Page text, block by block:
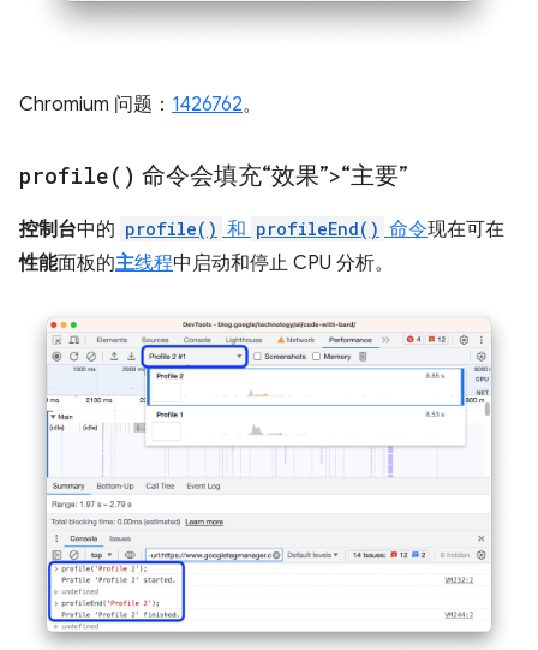
Chromium 问题： 1426762。
profile( ) 命令会填充“效果”>“主要”
控制台中的 profile() 和 profileEnd() 命令现在可在
性能面板的主线程中启动和停止 CPU 分析。